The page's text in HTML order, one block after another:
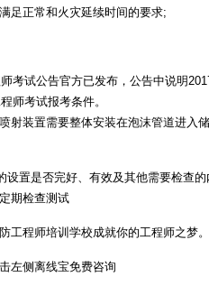
正常和火灾延续时间的要求;
考试公告官方已发布，公告中说明
师考试报考条件。
装置需要整体安装在泡沫管道进入储
置是否完好、有效及其他需要检查的
期检查测试
工程师培训学校成就你的工程师之梦
左侧离线宝免费咨询